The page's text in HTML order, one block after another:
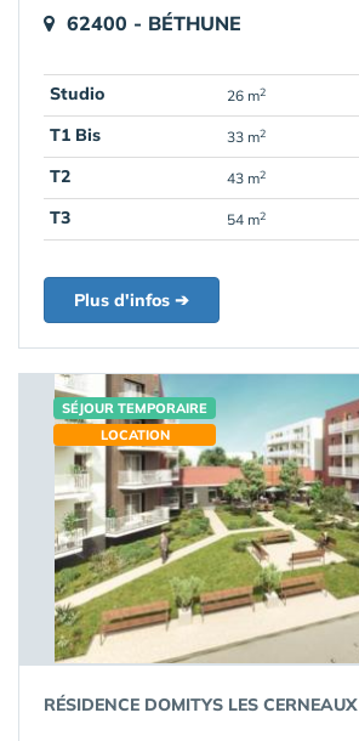
62400 - BÉTHUNE
Studio 26 m2
T1 Bis
33 m2
T2
43 m2
T3
54 m2
Plus d'infos ➔
SÉJOUR TEMPORAIRE
LOCATION
RÉSIDENCE DOMITYS LES CERNEAUX